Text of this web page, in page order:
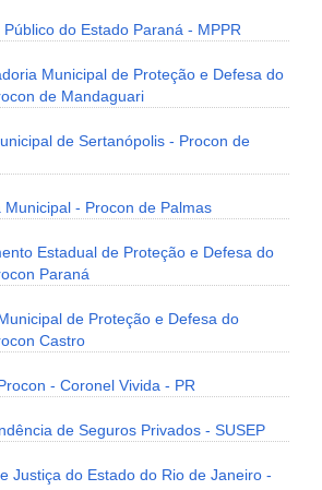
do Estado Paraná - MPPR
Municipal de Proteção e Defesa do
de Mandaguari
de Sertanópolis - Procon de
Municipal - Procon de Palmas
Estadual de Proteção e Defesa do
Paraná
de Proteção e Defesa do
Castro
- Coronel Vivida - PR
de Seguros Privados - SUSEP
Justiça do Estado do Rio de Janeiro -